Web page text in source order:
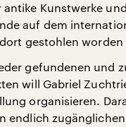
antike Kunstwerke und
auf dem
gestohlen worden
gefundenen und
will Gabriel
organisieren.
endlich